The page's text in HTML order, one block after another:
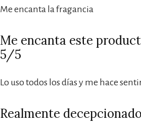
Me encanta la fragancia
Me encanta este
5/5
Lo uso todos los días y me hace
Realmente